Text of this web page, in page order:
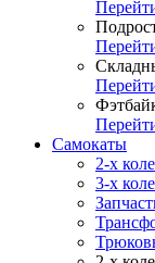
Самокаты
2-х
3-х